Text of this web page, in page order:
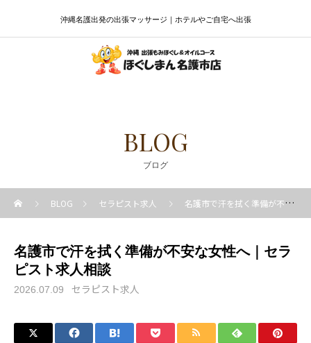
沖縄名護出発の出張マッサージ｜ホテルやご自宅へ出張
BLOG
ブログ
BLOG セラピスト求人 名護市で汗を拭く準備が不安な女性へ｜セラピスト求人相談
名護市で汗を拭く準備が不安な女性へ｜セラ
ピスト求人相談
2026.07.09 セラピスト求人